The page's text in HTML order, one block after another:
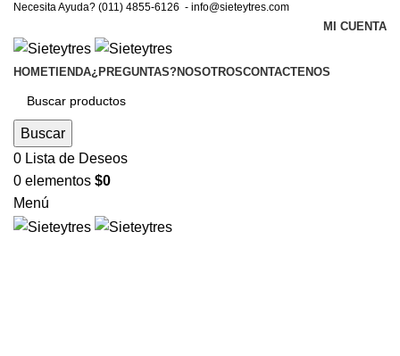
Necesita Ayuda? (011) 4855-6126 - info@sieteytres.com
MI CUENTA
HOMETIENDA¿PREGUNTAS?NOSOTROSCONTACTENOS
Buscar
0 Lista de Deseos
0 elementos $0
Menú